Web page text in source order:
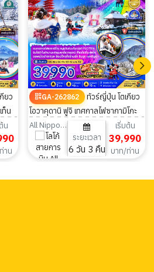
ท็น
น
าน
GA-262862
ทัวร์ญี่ปุ่น โตเกียว
โอวาคุดานิ ฟูจิ เทศกาลไฟซากามิโกะ
ลานสกีฟูจิเท็น (ฟรีเดย์ 1วัน) 6วัน
3คืน
All Nippon Airways
ระยะเวลา
6 วัน 3 คืน
เริ่มต้น
39,990
บาท/ท่าน